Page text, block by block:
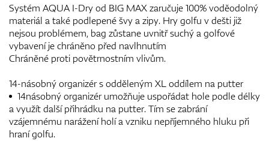
Systém AQUA I-Dry od BIG MAX zaručuje 100% voděodolný
materiál a také podlepené švy a zipy. Hry golfu v dešti již
nejsou problémem, bag zůstane uvnitř suchý a golfové
vybavení je chráněno před navlhnutím
Chráněné proti povětrnostním vlivům.
14-násobný organizér s odděleným XL oddílem na putter
14násobný organizér umožňuje uspořádat hole podle délky
a využít další přihrádku na putter. Tím se zabrání
vzájemnému narážení holí a vzniku nepříjemného hluku při
hraní golfu.